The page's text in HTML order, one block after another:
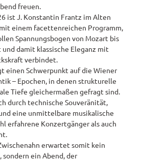
Alle
Theme
n
Radwa
nderkar
ten
Fahrrad
verleih
E-Bike-
Ladesta
tionen
ADFC
paten
Rhododendron
park Gristede
Tage
des
Gartens
Theme
n
Wasser
aktivitä
ten
Familie
n- und
Kindera
ktivität
en
Hörstationen
Gesundheit
Regionale
Spezialitäten
Gastronomie
Führungen
STADTRADELN
Themen
Prospektbestellung
Kartenbestellung
Barrierefrei
Reiserücktrittsversicherung
Anreise
Kontakt
Buchen
Alle
Unterkunftsübersicht
Hotels
Ferienwohnungen
Ferienhäuser
und
Reisemobil
freuen.
ist J. Konstantin Frantz im Alten
einem facettenreichen Programm,
Spannungsbogen von Mozart bis
damit klassische Eleganz mit
verbindet.
einen Schwerpunkt auf die Wiener
– Epochen, in denen strukturelle
Tiefe gleichermaßen gefragt sind.
durch technische Souveränität,
eine unmittelbare musikalische
erfahrene Konzertgänger als auch
erwartet somit kein
ein Abend, der